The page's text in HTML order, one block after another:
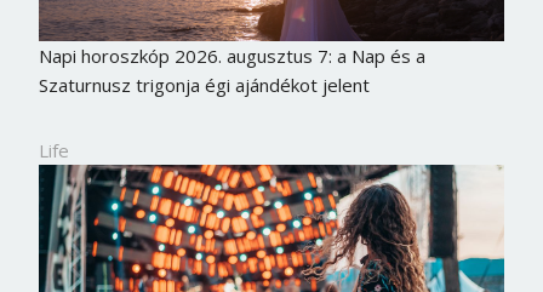
Napi horoszkóp 2026. augusztus 7: a Nap és a
Szaturnusz trigonja égi ajándékot jelent
Life